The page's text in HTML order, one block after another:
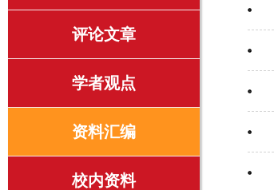
评论文章
学者观点
资料汇编
校内资料